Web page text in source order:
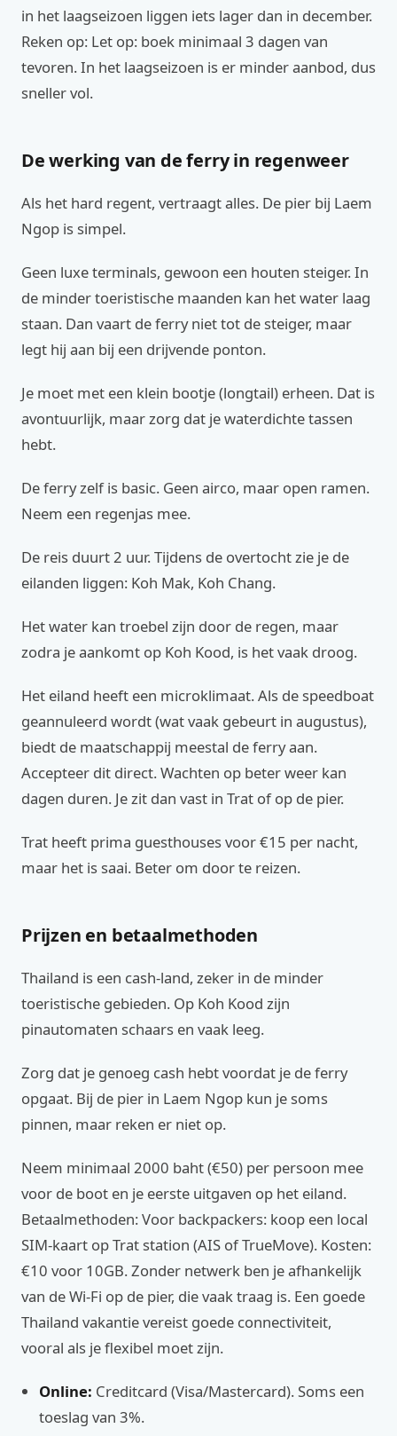
in het laagseizoen liggen iets lager dan in december.
Reken op: Let op: boek minimaal 3 dagen van
tevoren. In het laagseizoen is er minder aanbod, dus
sneller vol.
De werking van de ferry in regenweer
Als het hard regent, vertraagt alles. De pier bij Laem
Ngop is simpel.
Geen luxe terminals, gewoon een houten steiger. In
de minder toeristische maanden kan het water laag
staan. Dan vaart de ferry niet tot de steiger, maar
legt hij aan bij een drijvende ponton.
Je moet met een klein bootje (longtail) erheen. Dat is
avontuurlijk, maar zorg dat je waterdichte tassen
hebt.
De ferry zelf is basic. Geen airco, maar open ramen.
Neem een regenjas mee.
De reis duurt 2 uur. Tijdens de overtocht zie je de
eilanden liggen: Koh Mak, Koh Chang.
Het water kan troebel zijn door de regen, maar
zodra je aankomt op Koh Kood, is het vaak droog.
Het eiland heeft een microklimaat. Als de speedboat
geannuleerd wordt (wat vaak gebeurt in augustus),
biedt de maatschappij meestal de ferry aan.
Accepteer dit direct. Wachten op beter weer kan
dagen duren. Je zit dan vast in Trat of op de pier.
Trat heeft prima guesthouses voor €15 per nacht,
maar het is saai. Beter om door te reizen.
Prijzen en betaalmethoden
Thailand is een cash-land, zeker in de minder
toeristische gebieden. Op Koh Kood zijn
pinautomaten schaars en vaak leeg.
Zorg dat je genoeg cash hebt voordat je de ferry
opgaat. Bij de pier in Laem Ngop kun je soms
pinnen, maar reken er niet op.
Neem minimaal 2000 baht (€50) per persoon mee
voor de boot en je eerste uitgaven op het eiland.
Betaalmethoden: Voor backpackers: koop een local
SIM-kaart op Trat station (AIS of TrueMove). Kosten:
€10 voor 10GB. Zonder netwerk ben je afhankelijk
van de Wi-Fi op de pier, die vaak traag is. Een goede
Thailand vakantie vereist goede connectiviteit,
vooral als je flexibel moet zijn.
Online: Creditcard (Visa/Mastercard). Soms een
toeslag van 3%.